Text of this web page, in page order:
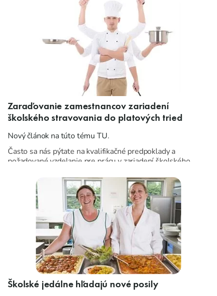
Zaraďovanie zamestnancov zariadení
školského stravovania do platových tried
Nový článok na túto tému TU.
Často sa nás pýtate na kvalifikačné predpoklady a
požadované vzdelanie pre prácu v zariadení školského
Školské jedálne hľadajú nové posily